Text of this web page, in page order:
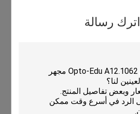
اترك رسالة